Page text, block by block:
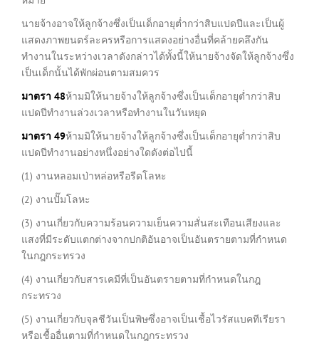
นายจ้างอาจให้ลูกจ้างซึ่งเป็นเด็กอายุต่ำกว่าสิบแปดปีและเป็นผู้
แสดงภาพยนตร์ละครหรือการแสดงอย่างอื่นที่คล้ายคลึงกัน
ทำงานในระหว่างเวลาดังกล่าวได้ทั้งนี้ให้นายจ้างจัดให้ลูกจ้างซึ่ง
เป็นเด็กนั้นได้พักผ่อนตามสมควร
มาตรา 48ห้ามมิให้นายจ้างให้ลูกจ้างซึ่งเป็นเด็กอายุต่ำกว่าสิบ
แปดปีทำงานล่วงเวลาหรือทำงานในวันหยุด
มาตรา 49ห้ามมิให้นายจ้างให้ลูกจ้างซึ่งเป็นเด็กอายุต่ำกว่าสิบ
แปดปีทำงานอย่างหนึ่งอย่างใดดังต่อไปนี้
(1) งานหลอมเป่าหล่อหรือรีดโลหะ
(2) งานปั๊มโลหะ
(3) งานเกี่ยวกับความร้อนความเย็นความสั่นสะเทือนเสียงและ
แสงที่มีระดับแตกต่างจากปกติอันอาจเป็นอันตรายตามที่กำหนด
ในกฎกระทรวง
(4) งานเกี่ยวกับสารเคมีที่เป็นอันตรายตามที่กำหนดในกฎ
กระทรวง
(5) งานเกี่ยวกับจุลชีวันเป็นพิษซึ่งอาจเป็นเชื้อไวรัสแบคทีเรียรา
หรือเชื้ออื่นตามที่กำหนดในกฎกระทรวง